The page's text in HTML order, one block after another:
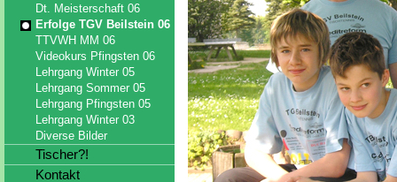
Dt. Meisterschaft 06
Erfolge TGV Beilstein 06
TTVWH MM 06
Videokurs Pfingsten 06
Lehrgang Winter 05
Lehrgang Sommer 05
Lehrgang Pfingsten 05
Lehrgang Winter 03
Diverse Bilder
Tischer?!
Kontakt